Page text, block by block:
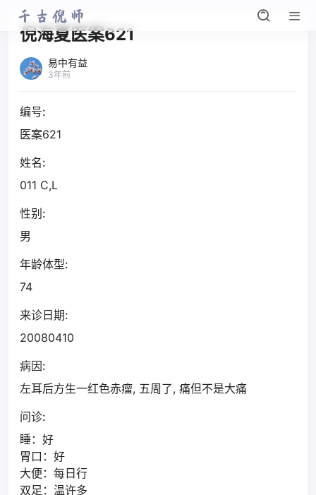
倪海夏医案621
易中有益
3年前
编号:
医案621
姓名:
011 C,L
性别:
男
年龄体型:
74
来诊日期:
20080410
病因:
左耳后方生一红色赤瘤, 五周了, 痛但不是大痛
问诊:
睡：好
胃口：好
大便：每日行
双足：温许多